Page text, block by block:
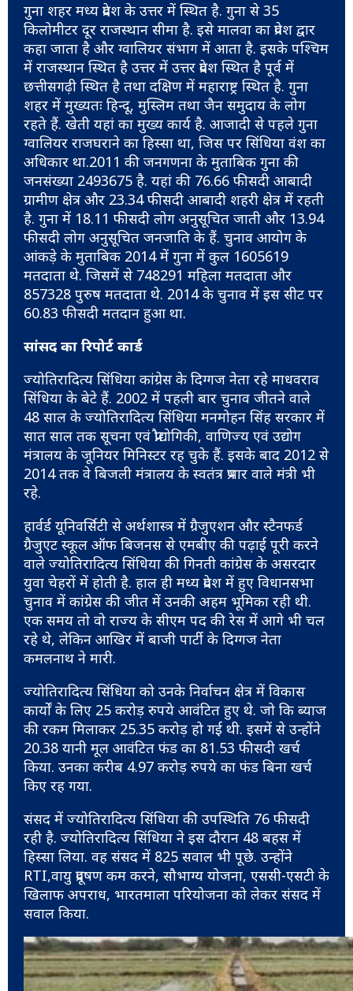
गुना शहर मध्य प्रदेश के उत्तर में स्थित है. गुना से 35
किलोमीटर दूर राजस्थान सीमा है. इसे मालवा का प्रवेश द्वार
कहा जाता है और ग्वालियर संभाग में आता है. इसके पश्चिम
में राजस्थान स्थित है उत्तर में उत्तर प्रदेश स्थित है पूर्व में
छत्तीसगढ़ी स्थित है तथा दक्षिण में महाराष्ट्र स्थित है. गुना
शहर में मुख्यतः हिन्दू, मुस्लिम तथा जैन समुदाय के लोग
रहते हैं. खेती यहां का मुख्य कार्य है. आजादी से पहले गुना
ग्वालियर राजघराने का हिस्सा था, जिस पर सिंधिया वंश का
अधिकार था.2011 की जनगणना के मुताबिक गुना की
जनसंख्या 2493675 है. यहां की 76.66 फीसदी आबादी
ग्रामीण क्षेत्र और 23.34 फीसदी आबादी शहरी क्षेत्र में रहती
है. गुना में 18.11 फीसदी लोग अनुसूचित जाती और 13.94
फीसदी लोग अनुसूचित जनजाति के हैं. चुनाव आयोग के
आंकड़े के मुताबिक 2014 में गुना में कुल 1605619
मतदाता थे. जिसमें से 748291 महिला मतदाता और
857328 पुरुष मतदाता थे. 2014 के चुनाव में इस सीट पर
60.83 फीसदी मतदान हुआ था.
सांसद का रिपोर्ट कार्ड
ज्योतिरादित्य सिंधिया कांग्रेस के दिग्गज नेता रहे माधवराव
सिंधिया के बेटे हैं. 2002 में पहली बार चुनाव जीतने वाले
48 साल के ज्योतिरादित्य सिंधिया मनमोहन सिंह सरकार में
सात साल तक सूचना एवं प्रौद्योगिकी, वाणिज्य एवं उद्योग
मंत्रालय के जूनियर मिनिस्टर रह चुके हैं. इसके बाद 2012 से
2014 तक वे बिजली मंत्रालय के स्वतंत्र प्रभार वाले मंत्री भी
रहे.
हार्वर्ड यूनिवर्सिटी से अर्थशास्त्र में ग्रैजुएशन औऱ स्टैनफर्ड
ग्रैजुएट स्कूल ऑफ बिजनस से एमबीए की पढ़ाई पूरी करने
वाले ज्योतिरादित्य सिंधिया की गिनती कांग्रेस के असरदार
युवा चेहरों में होती है. हाल ही मध्य प्रदेश में हुए विधानसभा
चुनाव में कांग्रेस की जीत में उनकी अहम भूमिका रही थी.
एक समय तो वो राज्य के सीएम पद की रेस में आगे भी चल
रहे थे, लेकिन आखिर में बाजी पार्टी के दिग्गज नेता
कमलनाथ ने मारी.
ज्योतिरादित्य सिंधिया को उनके निर्वाचन क्षेत्र में विकास
कार्यों के लिए 25 करोड़ रुपये आवंटित हुए थे. जो कि ब्याज
की रकम मिलाकर 25.35 करोड़ हो गई थी. इसमें से उन्होंने
20.38 यानी मूल आवंटित फंड का 81.53 फीसदी खर्च
किया. उनका करीब 4.97 करोड़ रुपये का फंड बिना खर्च
किए रह गया.
संसद में ज्योतिरादित्य सिंधिया की उपस्थिति 76 फीसदी
रही है. ज्योतिरादित्य सिंधिया ने इस दौरान 48 बहस में
हिस्सा लिया. वह संसद में 825 सवाल भी पूछे. उन्होंने
RTI,वायु प्रदूषण कम करने, सौभाग्य योजना, एससी-एसटी के
खिलाफ अपराध, भारतमाला परियोजना को लेकर संसद में
सवाल किया.